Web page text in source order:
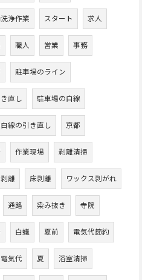
浄作業 スタート 求人
職人 営業 事務
駐車場のライン
直し 駐車場の白線
線の引き直し 京都
作業現場 剥離清掃
離 床剥離 ワックス剥がれ
通路 染み抜き 寺院
白蟻 夏前 電気代節約
電気代 夏 浴室清掃